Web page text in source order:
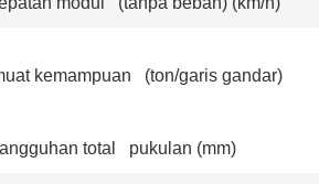
kemampuan (ton/garis gandar)
total pukulan (mm)